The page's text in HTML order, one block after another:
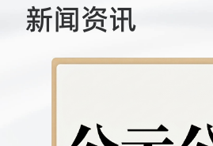
新闻资讯